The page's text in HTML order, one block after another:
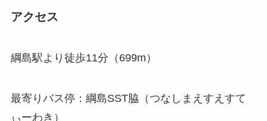
アクセス
綱島駅より徒歩11分（699m）
最寄りバス停：綱島SST脇（つなしまえすえすて
ぃーわき）